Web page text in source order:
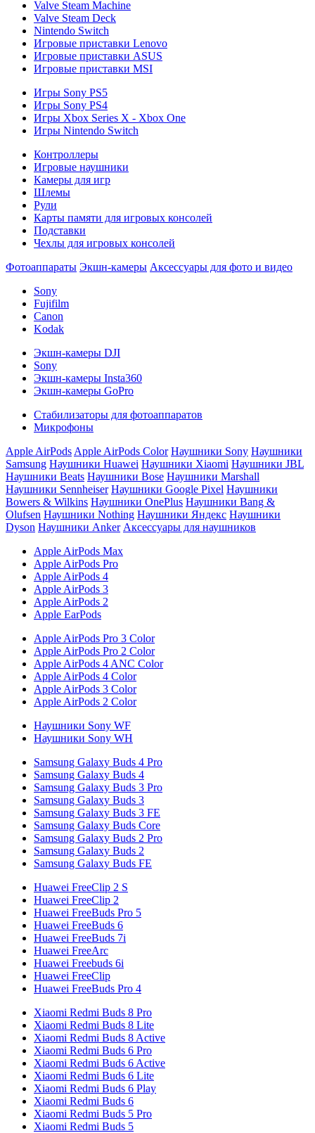
Valve Steam Machine
Valve Steam Deck
Nintendo Switch
Игровые приставки Lenovo
Игровые приставки ASUS
Игровые приставки MSI
Игры Sony PS5
Игры Sony PS4
Игры Xbox Series X - Xbox One
Игры Nintendo Switch
Контроллеры
Игровые наушники
Камеры для игр
Шлемы
Рули
Карты памяти для игровых консолей
Подставки
Чехлы для игровых консолей
Фотоаппараты Экшн-камеры Аксессуары для фото и видео
Sony
Fujifilm
Canon
Kodak
Экшн-камеры DJI
Sony
Экшн-камеры Insta360
Экшн-камеры GoPro
Стабилизаторы для фотоаппаратов
Микрофоны
Apple AirPods Apple AirPods Color Наушники Sony Наушники
Samsung Наушники Huawei Наушники Xiaomi Наушники JBL
Наушники Beats Наушники Bose Наушники Marshall
Наушники Sennheiser Наушники Google Pixel Наушники
Bowers & Wilkins Наушники OnePlus Наушники Bang &
Olufsen Наушники Nothing Наушники Яндекс Наушники
Dyson Наушники Anker Аксессуары для наушников
Apple AirPods Max
Apple AirPods Pro
Apple AirPods 4
Apple AirPods 3
Apple AirPods 2
Apple EarPods
Apple AirPods Pro 3 Color
Apple AirPods Pro 2 Color
Apple AirPods 4 ANC Color
Apple AirPods 4 Color
Apple AirPods 3 Color
Apple AirPods 2 Color
Наушники Sony WF
Наушники Sony WH
Samsung Galaxy Buds 4 Pro
Samsung Galaxy Buds 4
Samsung Galaxy Buds 3 Pro
Samsung Galaxy Buds 3
Samsung Galaxy Buds 3 FE
Samsung Galaxy Buds Core
Samsung Galaxy Buds 2 Pro
Samsung Galaxy Buds 2
Samsung Galaxy Buds FE
Huawei FreeClip 2 S
Huawei FreeClip 2
Huawei FreeBuds Pro 5
Huawei FreeBuds 6
Huawei FreeBuds 7i
Huawei FreeArc
Huawei Freebuds 6i
Huawei FreeClip
Huawei FreeBuds Pro 4
Xiaomi Redmi Buds 8 Pro
Xiaomi Redmi Buds 8 Lite
Xiaomi Redmi Buds 8 Active
Xiaomi Redmi Buds 6 Pro
Xiaomi Redmi Buds 6 Active
Xiaomi Redmi Buds 6 Lite
Xiaomi Redmi Buds 6 Play
Xiaomi Redmi Buds 6
Xiaomi Redmi Buds 5 Pro
Xiaomi Redmi Buds 5